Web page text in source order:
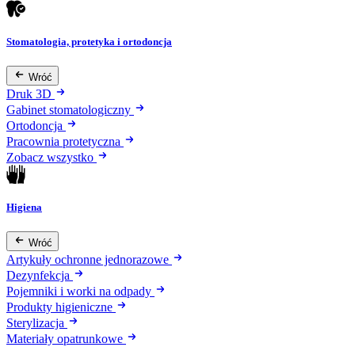
Stomatologia, protetyka i ortodoncja
Wróć
Druk 3D
Gabinet stomatologiczny
Ortodoncja
Pracownia protetyczna
Zobacz wszystko
Higiena
Wróć
Artykuły ochronne jednorazowe
Dezynfekcja
Pojemniki i worki na odpady
Produkty higieniczne
Sterylizacja
Materiały opatrunkowe